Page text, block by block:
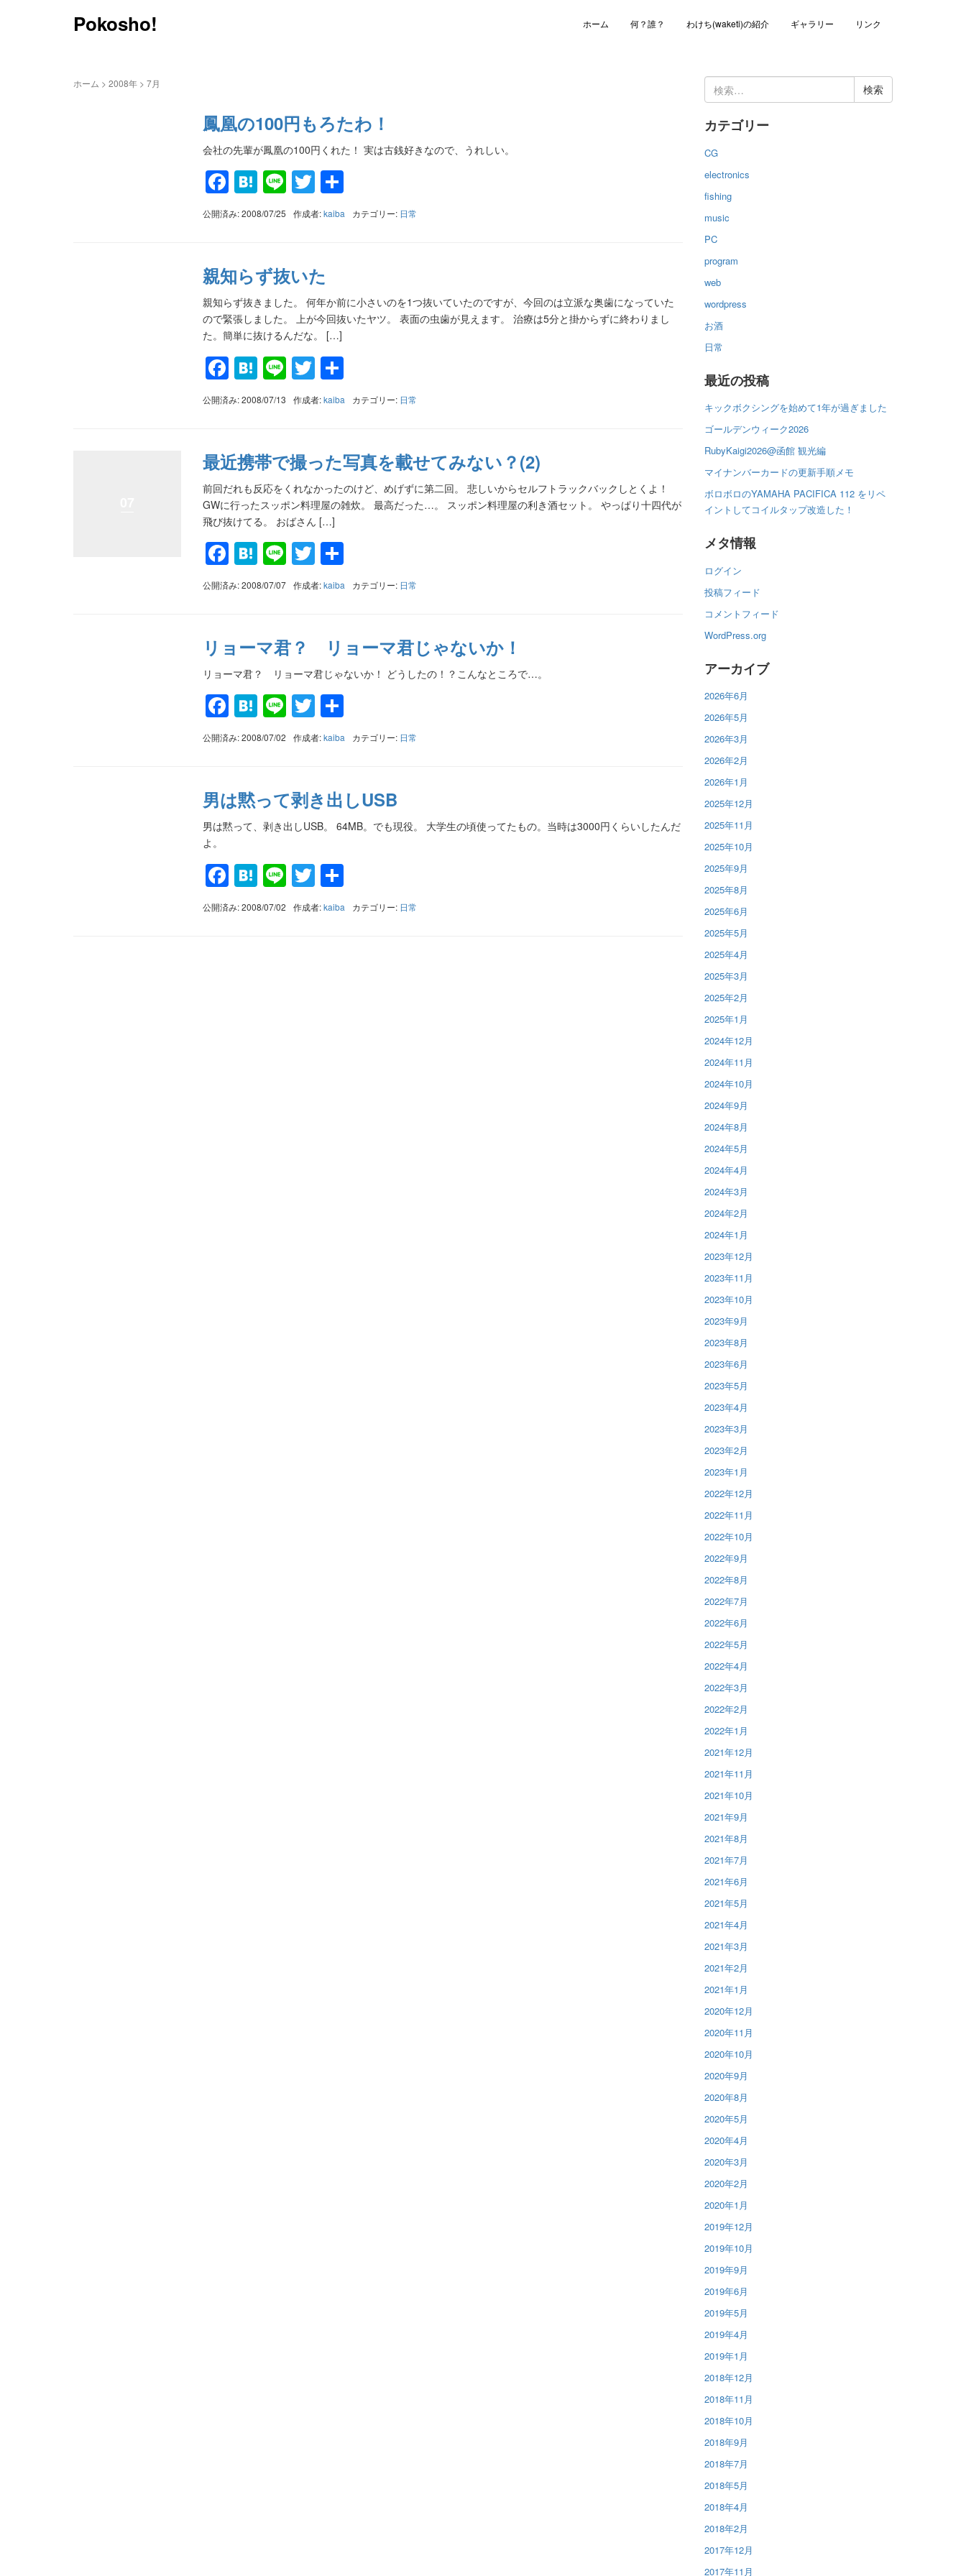
Pokosho! ホーム 何？誰？ わけち(waketi)の紹介 ギャラリー リンク
ホーム > 2008年 > 7月
鳳凰の100円もろたわ！
会社の先輩が鳳凰の100円くれた！ 実は古銭好きなので、うれしい。
Facebook
Hatena
LineTwitter
有
公開済み: 2008/07/25 作成者:kaiba カテゴリー: 日常
親知らず抜いた
親知らず抜きました。 何年か前に小さいのを1つ抜いていたのですが、今回のは立派な奥歯になっていた
ので緊張しました。 上が今回抜いたヤツ。 表面の虫歯が見えます。 治療は5分と掛からずに終わりまし
た。簡単に抜けるんだな。 […]
Facebook
Hatena
LineTwitter
有
公開済み: 2008/07/13 作成者:kaiba カテゴリー: 日常
最近携帯で撮った写真を載せてみない？(2)
前回だれも反応をくれなかったのけど、めげずに第二回。 悲しいからセルフトラックバックしとくよ！
GWに行ったスッポン料理屋の雑炊。 最高だった…。 スッポン料理屋の利き酒セット。 やっぱり十四代が
飛び抜けてる。 おばさん […]
Facebook
Hatena
LineTwitter
有
公開済み: 2008/07/07 作成者:kaiba カテゴリー: 日常
リョーマ君？ リョーマ君じゃないか！
リョーマ君？ リョーマ君じゃないか！ どうしたの！？こんなところで…。
Facebook
Hatena
LineTwitter
有
公開済み: 2008/07/02 作成者:kaiba カテゴリー: 日常
男は黙って剥き出しUSB
男は黙って、剥き出しUSB。 64MB。でも現役。 大学生の頃使ってたもの。当時は3000円くらいしたんだ
よ。
Facebook
Hatena
LineTwitter
有
公開済み: 2008/07/02 作成者:kaiba カテゴリー: 日常
検
索:
カテゴリー
CG
electronics
fishing
music
PC
program
web
wordpress
お酒
日常
最近の投稿
キックボクシングを始めて1年が過ぎました
ゴールデンウィーク2026
RubyKaigi2026@函館 観光編
マイナンバーカードの更新手順メモ
ボロボロのYAMAHA PACIFICA 112 をリペ
イントしてコイルタップ改造した！
メタ情報
ログイン
投稿フィード
コメントフィード
WordPress.org
アーカイブ
2026年6月
2026年5月
2026年3月
2026年2月
2026年1月
2025年12月
2025年11月
2025年10月
2025年9月
2025年8月
2025年6月
2025年5月
2025年4月
2025年3月
2025年2月
2025年1月
2024年12月
2024年11月
2024年10月
2024年9月
2024年8月
2024年5月
2024年4月
2024年3月
2024年2月
2024年1月
2023年12月
2023年11月
2023年10月
2023年9月
2023年8月
2023年6月
2023年5月
2023年4月
2023年3月
2023年2月
2023年1月
2022年12月
2022年11月
2022年10月
2022年9月
2022年8月
2022年7月
2022年6月
2022年5月
2022年4月
2022年3月
2022年2月
2022年1月
2021年12月
2021年11月
2021年10月
2021年9月
2021年8月
2021年7月
2021年6月
2021年5月
2021年4月
2021年3月
2021年2月
2021年1月
2020年12月
2020年11月
2020年10月
2020年9月
2020年8月
2020年5月
2020年4月
2020年3月
2020年2月
2020年1月
2019年12月
2019年10月
2019年9月
2019年6月
2019年5月
2019年4月
2019年1月
2018年12月
2018年11月
2018年10月
2018年9月
2018年7月
2018年5月
2018年4月
2018年2月
2017年12月
2017年11月